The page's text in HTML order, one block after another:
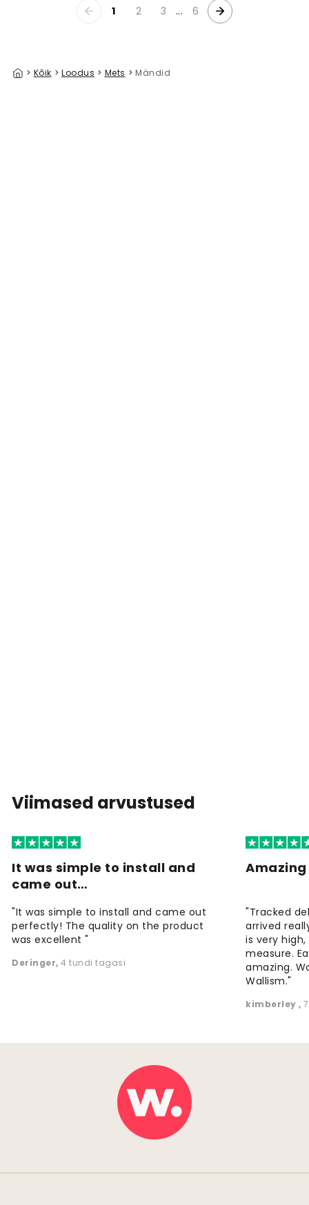
1 2 3 ... 6
> Kõik > Loodus > Mets > Mändid
Viimased arvustused
It was simple to install and
came out…
"It was simple to install and came out
perfectly! The quality on the product
was excellent "
Deringer, 4 tundi tagasi
"Tracked
arrived
is very
measure.
amazing.
Wallism."
kimberley,